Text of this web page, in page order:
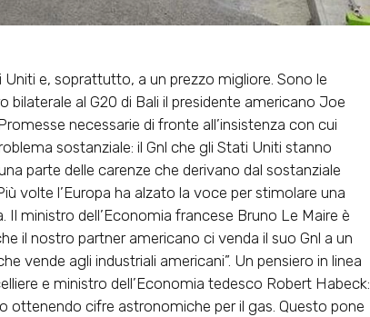
Uniti e, soprattutto, a un prezzo migliore. Sono le
bilaterale al G20 di Bali il presidente americano Joe
necessarie di fronte all’insistenza con cui
sostanziale: il Gnl che gli Stati Uniti stanno
parte delle carenze che derivano dal sostanziale
volte l’Europa ha alzato la voce per stimolare una
ministro dell’Economia francese Bruno Le Maire è
il nostro partner americano ci venda il suo Gnl a un
vende agli industriali americani”. Un pensiero in linea
e ministro dell’Economia tedesco Robert Habeck:
ottenendo cifre astronomiche per il gas. Questo pone